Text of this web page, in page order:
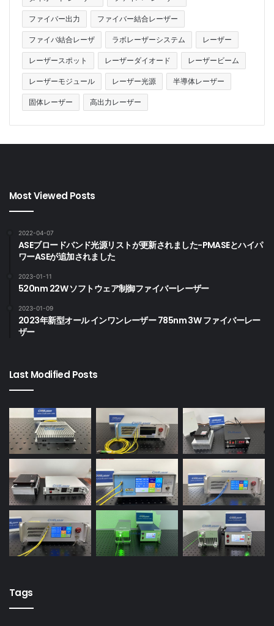
ファイバー出力 ファイバー結合レーザー
ファイバ結合レーザ ラボレーザーシステム レーザー
レーザースポット レーザーダイオード レーザービーム
レーザーモジュール レーザー光源 半導体レーザー
固体レーザー 高出力レーザー
Most Viewed Posts
2022-04-07
ASEブロードバンド光源リストが更新されました-PMASEとハイパ
ワーASEが追加されました
2023-01-11
520nm 22W ソフトウェア制御ファイバーレーザー
2023-01-09
2023年新型オール インワンレーザー 785nm 3W ファイバーレー
ザー
Last Modified Posts
Tags